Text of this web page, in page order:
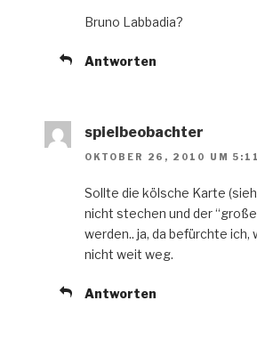
Bruno Labbadia?
Antworten
spielbeobachter
OKTOBER 26, 2010 UM
Sollte die kölsche Karte
nicht stechen und der
werden.. ja, da befürchte ich,
nicht weit weg.
Antworten